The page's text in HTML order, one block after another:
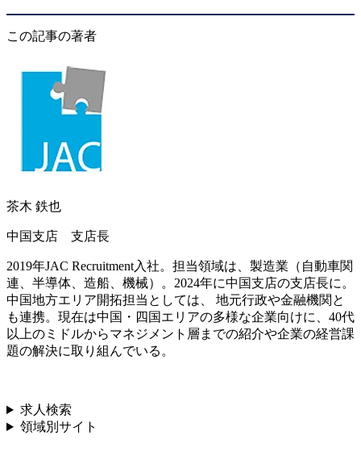
この記事の著者
茶木 鉄也
中国支店 支店長
2019年JAC Recruitment入社。担当領域は、製造業（自動車関
連、半導体、造船、機械）。2024年に中国支店の支店長に。
中国地方エリア開拓担当としては、 地元行政や金融機関と
も連携。現在は中国・四国エリアの多様な企業向けに、40代
以上のミドルからマネジメント層までの紹介や企業の経営課
題の解決に取り組んでいる。
求人検索
領域別サイト